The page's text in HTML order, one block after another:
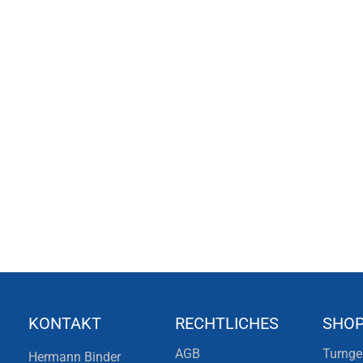
KONTAKT
Hermann Binder
RECHTLICHES
AGB